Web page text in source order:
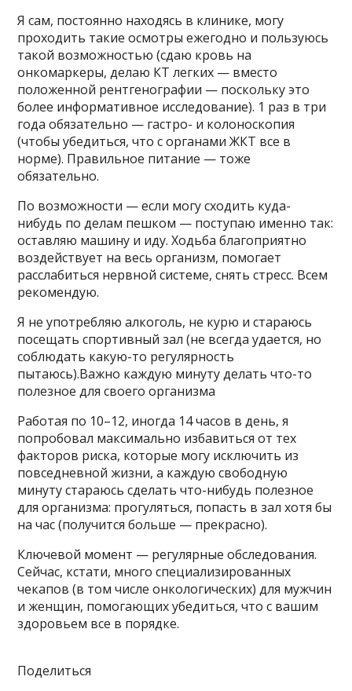
Я сам, постоянно находясь в клинике, могу
проходить такие осмотры ежегодно и пользуюсь
такой возможностью (сдаю кровь на
онкомаркеры, делаю КТ легких — вместо
положенной рентгенографии — поскольку это
более информативное исследование). 1 раз в три
года обязательно — гастро- и колоноскопия
(чтобы убедиться, что с органами ЖКТ все в
норме). Правильное питание — тоже
обязательно.
По возможности — если могу сходить куда-
нибудь по делам пешком — поступаю именно так:
оставляю машину и иду. Ходьба благоприятно
воздействует на весь организм, помогает
расслабиться нервной системе, снять стресс. Всем
рекомендую.
Я не употребляю алкоголь, не курю и стараюсь
посещать спортивный зал (не всегда удается, но
соблюдать какую-то регулярность
пытаюсь).Важно каждую минуту делать что-то
полезное для своего организма
Работая по 10–12, иногда 14 часов в день, я
попробовал максимально избавиться от тех
факторов риска, которые могу исключить из
повседневной жизни, а каждую свободную
минуту стараюсь сделать что-нибудь полезное
для организма: прогуляться, попасть в зал хотя бы
на час (получится больше — прекрасно).
Ключевой момент — регулярные обследования.
Сейчас, кстати, много специализированных
чекапов (в том числе онкологических) для мужчин
и женщин, помогающих убедиться, что с вашим
здоровьем все в порядке.
Поделиться